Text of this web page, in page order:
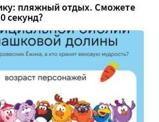
пляжный отдых. Сможете
секунд?